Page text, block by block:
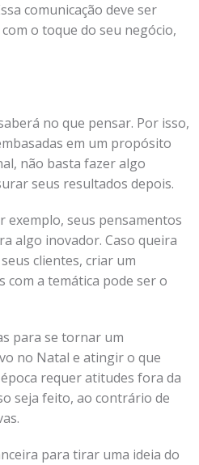
comunicação deve ser
o toque do seu negócio,
no que pensar. Por isso,
em um propósito
não basta fazer algo
seus resultados depois.
exemplo, seus pensamentos
algo inovador. Caso queira
clientes, criar um
com a temática pode ser o
para se tornar um
no Natal e atingir o que
requer atitudes fora da
seja feito, ao contrário de
para tirar uma ideia do